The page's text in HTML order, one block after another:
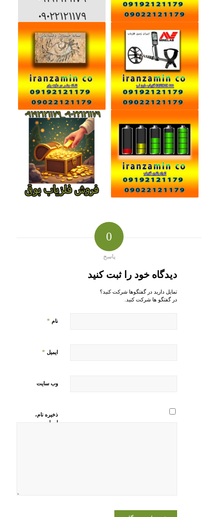
0
پاسخ
دیدگاه خود را ثبت کنید
تمایل دارید در گفتگوها شرکت کنید؟
در گفتگو ها شرکت کنید.
نام *
ایمیل *
وب‌ سایت
ذخیره نام،
ایمیل و